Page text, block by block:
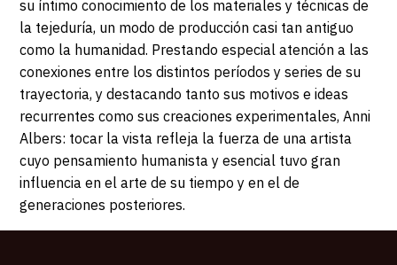
14
JANVIER
2018
su íntimo conocimiento de los materiales y técnicas de
la tejeduría, un modo de producción casi tan antiguo
como la humanidad. Prestando especial atención a las
conexiones entre los distintos períodos y series de su
trayectoria, y destacando tanto sus motivos e ideas
recurrentes como sus creaciones experimentales, Anni
Albers: tocar la vista refleja la fuerza de una artista
cuyo pensamiento humanista y esencial tuvo gran
influencia en el arte de su tiempo y en el de
generaciones posteriores.